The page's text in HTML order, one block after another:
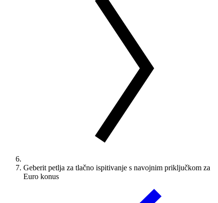
Geberit petlja za tlačno ispitivanje s navojnim priključkom za
Euro konus